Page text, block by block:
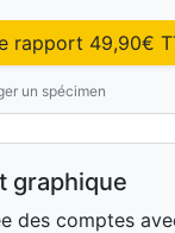
rapport 49,90€
un spécimen
graphique
des comptes